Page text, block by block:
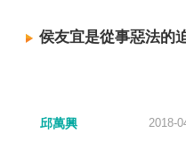
侯友宜是從事惡法的
邱萬興 2018-